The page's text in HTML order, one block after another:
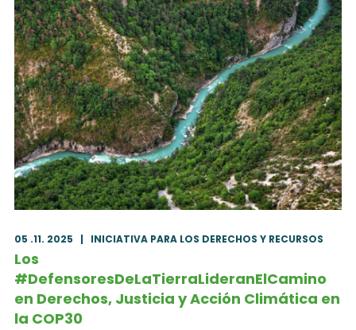
05 .11. 2025 | INICIATIVA PARA LOS DERECHOS Y RECURSOS
Los
#DefensoresDeLaTierraLideranElCamino
en Derechos, Justicia y Acción Climática en
la COP30